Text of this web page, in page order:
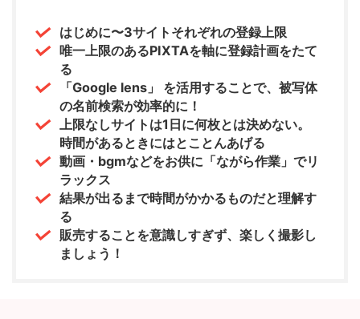
はじめに〜3サイトそれぞれの登録上限
唯一上限のあるPIXTAを軸に登録計画をたて
る
「Google lens」 を活用することで、被写体
の名前検索が効率的に！
上限なしサイトは1日に何枚とは決めない。
時間があるときにはとことんあげる
動画・bgmなどをお供に「ながら作業」でリ
ラックス
結果が出るまで時間がかかるものだと理解す
る
販売することを意識しすぎず、楽しく撮影し
ましょう！